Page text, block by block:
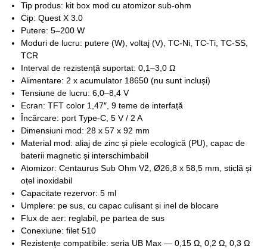
Tip produs: kit box mod cu atomizor sub-ohm
Cip: Quest X 3.0
Putere: 5–200 W
Moduri de lucru: putere (W), voltaj (V), TC-Ni, TC-Ti, TC-SS,
TCR
Interval de rezistență suportat: 0,1–3,0 Ω
Alimentare: 2 x acumulator 18650 (nu sunt incluși)
Tensiune de lucru: 6,0–8,4 V
Ecran: TFT color 1,47″, 9 teme de interfață
Încărcare: port Type-C, 5 V / 2 A
Dimensiuni mod: 28 x 57 x 92 mm
Material mod: aliaj de zinc și piele ecologică (PU), capac de
baterii magnetic și interschimbabil
Atomizor: Centaurus Sub Ohm V2, Ø26,8 x 58,5 mm, sticlă și
oțel inoxidabil
Capacitate rezervor: 5 ml
Umplere: pe sus, cu capac culisant și inel de blocare
Flux de aer: reglabil, pe partea de sus
Conexiune: filet 510
Rezistențe compatibile: seria UB Max — 0,15 Ω, 0,2 Ω, 0,3 Ω